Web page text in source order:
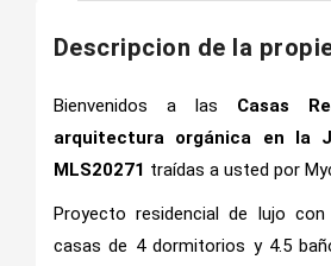
Descripcion de la
Bienvenidos a las Casas
arquitectura orgánica en la
MLS20271 traídas a usted por
Proyecto residencial de lujo
casas de 4 dormitorios y 4.5